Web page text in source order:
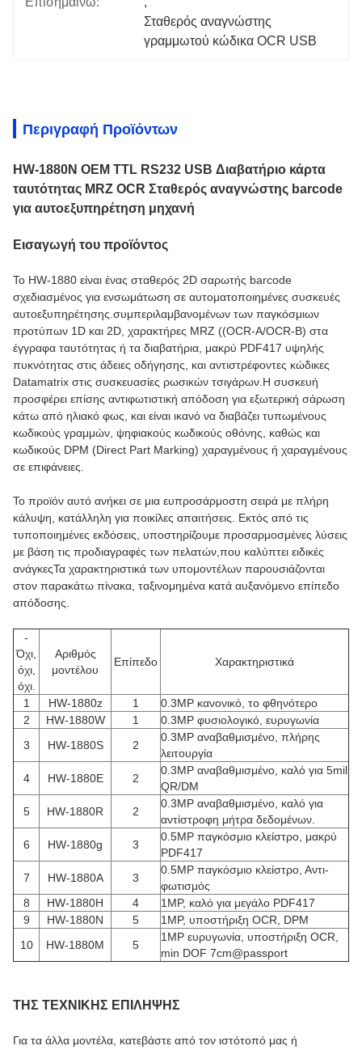
Σταθερός αναγνώστης
γραμμωτού κώδικα OCR USB
Περιγραφή Προϊόντων
HW-1880N OEM TTL RS232 USB Διαβατήριο κάρτα
ταυτότητας MRZ OCR Σταθερός αναγνώστης barcode
για αυτοεξυπηρέτηση μηχανή
Εισαγωγή του προϊόντος
Το HW-1880 είναι ένας σταθερός 2D σαρωτής barcode
σχεδιασμένος για ενσωμάτωση σε αυτοματοποιημένες συσκευές
αυτοεξυπηρέτησης.συμπεριλαμβανομένων των παγκόσμιων
προτύπων 1D και 2D, χαρακτήρες MRZ ((OCR-A/OCR-B) στα
έγγραφα ταυτότητας ή τα διαβατήρια, μακρύ PDF417 υψηλής
πυκνότητας στις άδειες οδήγησης, και αντιστρέφοντες κώδικες
Datamatrix στις συσκευασίες ρωσικών τσιγάρων.Η συσκευή
προσφέρει επίσης αντιφωτιστική απόδοση για εξωτερική σάρωση
κάτω από ηλιακό φως, και είναι ικανό να διαβάζει τυπωμένους
κωδικούς γραμμών, ψηφιακούς κωδικούς οθόνης, καθώς και
κωδικούς DPM (Direct Part Marking) χαραγμένους ή χαραγμένους
σε επιφάνειες.
Το προϊόν αυτό ανήκει σε μια ευπροσάρμοστη σειρά με πλήρη
κάλυψη, κατάλληλη για ποικίλες απαιτήσεις. Εκτός από τις
τυποποιημένες εκδόσεις, υποστηρίζουμε προσαρμοσμένες λύσεις
με βάση τις προδιαγραφές των πελατών,που καλύπτει ειδικές
ανάγκεςΤα χαρακτηριστικά των υπομοντέλων παρουσιάζονται
στον παρακάτω πίνακα, ταξινομημένα κατά αυξανόμενο επίπεδο
απόδοσης.
-
Όχι,
όχι,
όχι.
Αριθμός
μοντέλου
Επίπεδο Χαρακτηριστικά
1 HW-1880z 1
0.3MP κανονικό, το φθηνότερο
2
HW-1880W 1
0.3MP φυσιολογικό, ευρυγωνία
3
HW-1880S 2
0.3MP αναβαθμισμένο, πλήρης
λειτουργία
4
HW-1880E 2
0.3MP αναβαθμισμένο, καλό για 5mil
QR/DM
5
HW-1880R 2
0.3MP αναβαθμισμένο, καλό για
αντίστροφη μήτρα δεδομένων.
6
HW-1880g 3
0.5MP παγκόσμιο κλείστρο, μακρύ
PDF417
7
HW-1880A 3
0.5MP παγκόσμιο κλείστρο, Αντι-
φωτισμός
8
HW-1880H 4
1MP, καλό για μεγάλο PDF417
9
HW-1880N 5
1MP, υποστήριξη OCR, DPM
10
HW-1880M 5
1MP ευρυγωνία, υποστήριξη OCR,
min DOF 7cm@passport
ΤΗΣ ΤΕΧΝΙΚΗΣ ΕΠΙΛΗΨΗΣ
Για τα άλλα μοντέλα, κατεβάστε από τον ιστότοπό μας ή